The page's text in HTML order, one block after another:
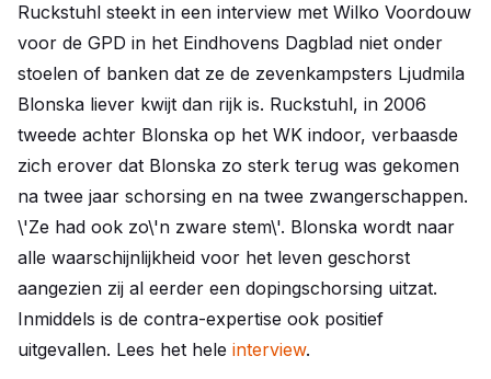
Ruckstuhl steekt in een interview met Wilko Voordouw
voor de GPD in het Eindhovens Dagblad niet onder
stoelen of banken dat ze de zevenkampsters Ljudmila
Blonska liever kwijt dan rijk is. Ruckstuhl, in 2006
tweede achter Blonska op het WK indoor, verbaasde
zich erover dat Blonska zo sterk terug was gekomen
na twee jaar schorsing en na twee zwangerschappen.
\'Ze had ook zo\'n zware stem\'. Blonska wordt naar
alle waarschijnlijkheid voor het leven geschorst
aangezien zij al eerder een dopingschorsing uitzat.
Inmiddels is de contra-expertise ook positief
uitgevallen. Lees het hele interview.